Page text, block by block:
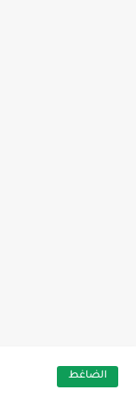
الضاغط